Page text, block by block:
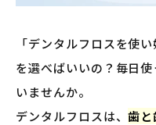
「デンタルフロスを使
を選べばいいの？毎日
いませんか。
デンタルフロスは、歯